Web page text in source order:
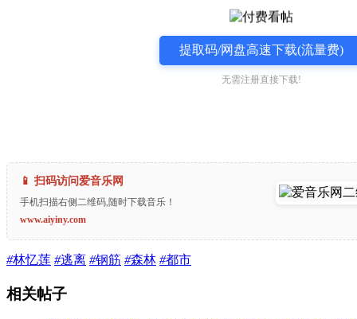
提取码/网盘高速下载(流量费)
无需注册直接下载!
📱 扫码访问爱音乐网
手机扫描右侧二维码,随时下载音乐！
www.aiyiny.com
#林忆莲 #逃离 #钢筋 #森林 #都市
相关帖子